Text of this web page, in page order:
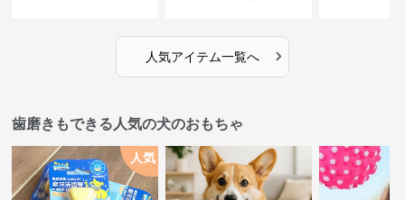
人気アイテム一覧へ ›
歯磨きもできる人気の犬のおもちゃ
人気